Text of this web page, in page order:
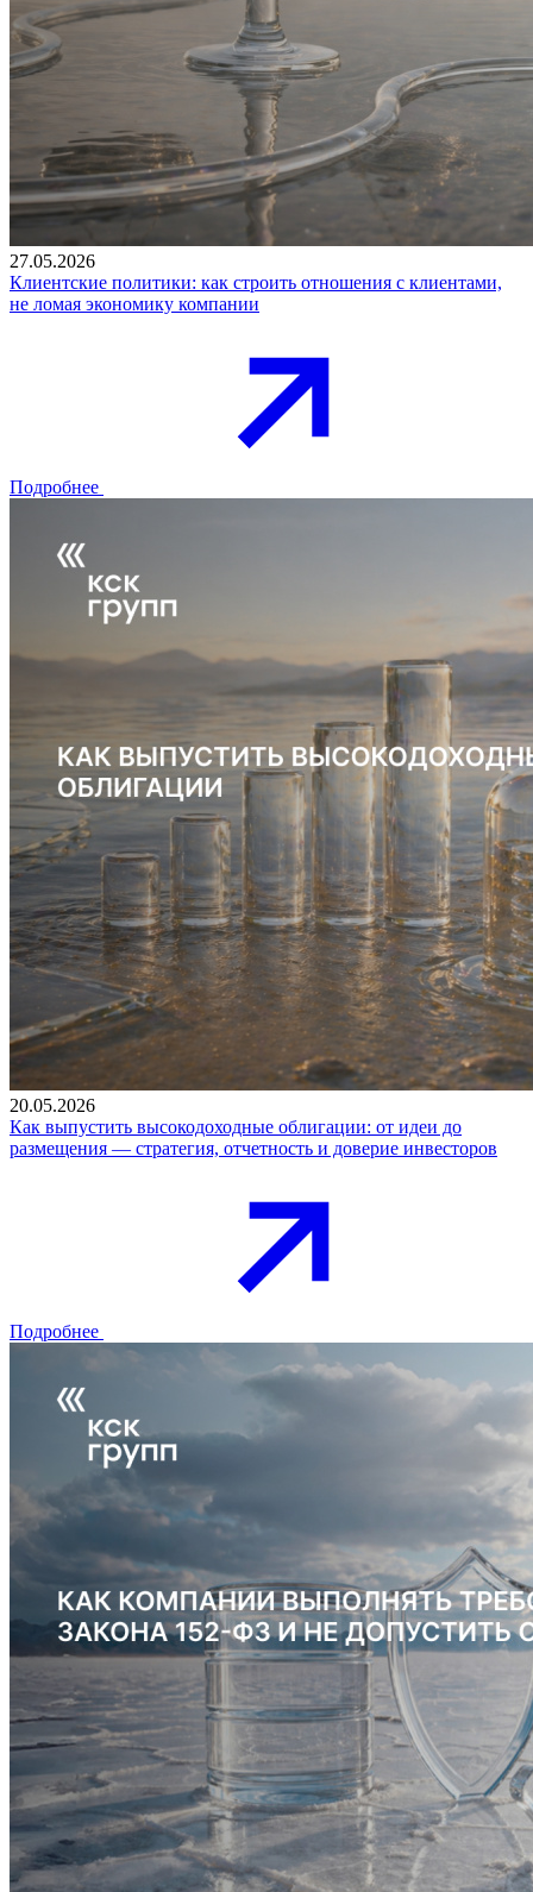
27.05.2026
Клиентские политики: как строить отношения с клиентами,
не ломая экономику компании
Подробнее
20.05.2026
Как выпустить высокодоходные облигации: от идеи до
размещения — стратегия, отчетность и доверие инвесторов
Подробнее